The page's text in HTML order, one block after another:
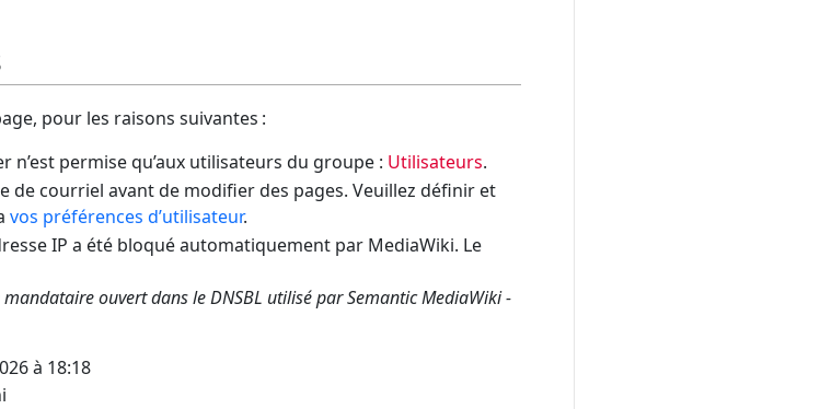
pour les raisons suivantes :
n’est permise qu’aux utilisateurs du groupe : Utilisateurs.
de courriel avant de modifier des pages. Veuillez définir et
vos préférences d’utilisateur.
IP a été bloqué automatiquement par MediaWiki. Le
ouvert dans le DNSBL utilisé par Semantic MediaWiki -
à 18:18